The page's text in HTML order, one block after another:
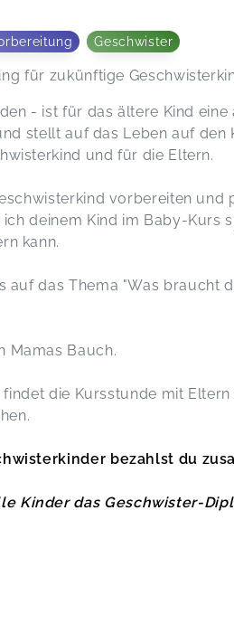
Geschwister
für zukünftige
- ist für das ältere Kind eine
stellt auf das Leben auf den
und für die Eltern.
vorbereiten und
deinem Kind im Baby-Kurs
kann.
auf das Thema "Was braucht
Mamas Bauch.
die Kursstunde mit
bezahlst du
Kinder das Geschwister-